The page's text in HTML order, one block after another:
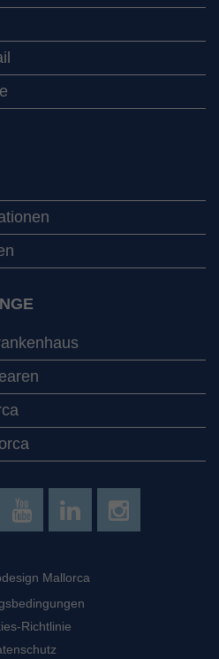
Mallorca
Richtlinie